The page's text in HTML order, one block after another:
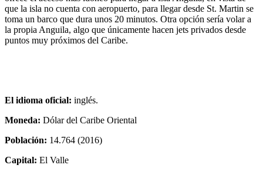
que la isla no cuenta con aeropuerto, para llegar desde St. Martin se
toma un barco que dura unos 20 minutos. Otra opción sería volar a
la propia Anguila, algo que únicamente hacen jets privados desde
puntos muy próximos del Caribe.
El idioma oficial: inglés.
Moneda: Dólar del Caribe Oriental
Población: 14.764 (2016)
Capital: El Valle